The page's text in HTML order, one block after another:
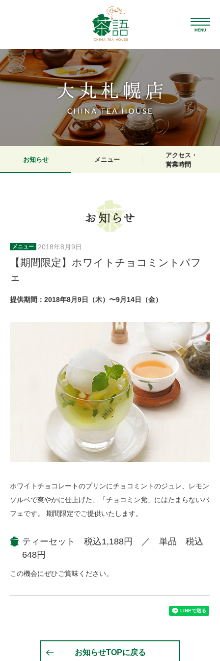
MENU
お知らせ メニュー
アクセス・
営業時間
メニュー 2018年8月9日
【期間限定】ホワイトチョコミントパフ
ェ
提供期間：2018年8月9日（木）〜9月14日（金）
ホワイトチョコレートのプリンにチョコミントのジュレ、レモン
ソルベで爽やかに仕上げた、「チョコミン党」にはたまらないパ
フェです。 期間限定でご提供いたします。
ティーセット 税込1,188円 ／ 単品 税込
648円
この機会にぜひご賞味ください。
お知らせTOPに戻る